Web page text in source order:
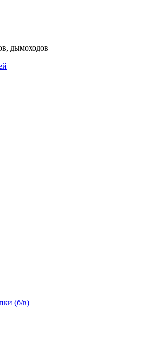
дымоходов
(б/в)